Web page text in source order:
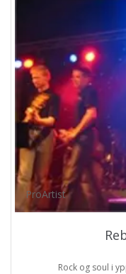
ProArtist
Rock og soul i